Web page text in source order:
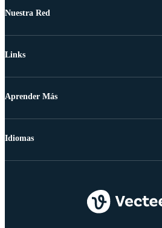
Nuestra Red
Links
Aprender Más
Idiomas